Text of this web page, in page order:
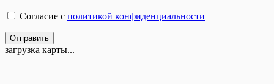
Согласие с политикой конфиденциальности
Отправить
загрузка карты...